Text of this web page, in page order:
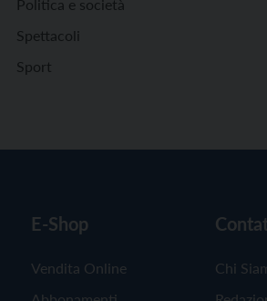
Politica e società
Spettacoli
Sport
E-Shop
Vendita Online
Chi